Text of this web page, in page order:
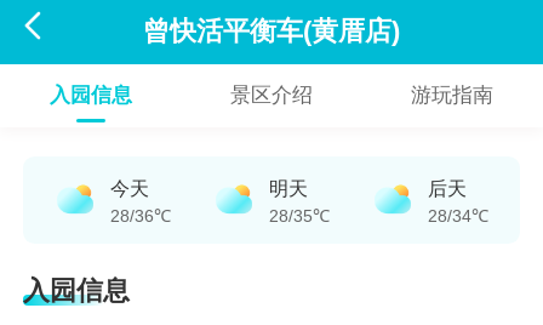
 曾快活平衡车(黄厝店)
入园信息 景区介绍 游玩指南
今天
28/36℃
明天
28/35℃
后天
28/34℃
入园信息